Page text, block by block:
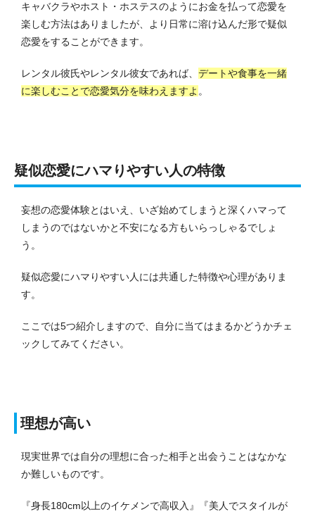
キャバクラやホスト・ホステスのようにお金を払って恋愛を
楽しむ方法はありましたが、より日常に溶け込んだ形で疑似
恋愛をすることができます。
レンタル彼氏やレンタル彼女であれば、 デートや食事を一緒
に楽しむことで恋愛気分を味わえますよ 。
疑似恋愛にハマりやすい人の特徴
妄想の恋愛体験とはいえ、いざ始めてしまうと深くハマって
しまうのではないかと不安になる方もいらっしゃるでしょ
う。
疑似恋愛にハマりやすい人には共通した特徴や心理がありま
す。
ここでは5つ紹介しますので、自分に当てはまるかどうかチェ
ックしてみてください。
理想が高い
現実世界では自分の理想に合った相手と出会うことはなかな
か難しいものです。
『身長180cm以上のイケメンで高収入』『美人でスタイルが